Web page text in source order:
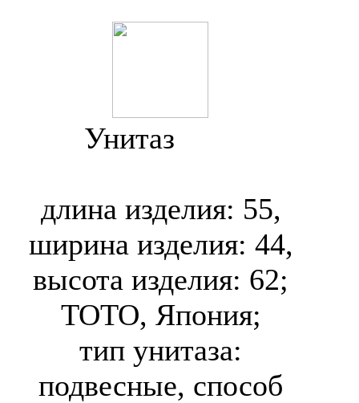
Унитаз
длина изделия: 55,
ширина изделия: 44,
высота изделия: 62;
TOTO, Япония;
тип унитаза:
подвесные, способ